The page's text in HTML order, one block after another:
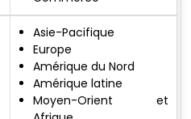
Asie-Pacifique
Europe
Amérique du Nord
Amérique latine
Moyen-Orient et